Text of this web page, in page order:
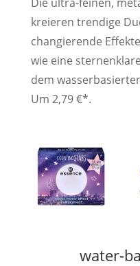
kreieren trendige
changierende
wie eine
dem
Um 2,79 €*.
water-